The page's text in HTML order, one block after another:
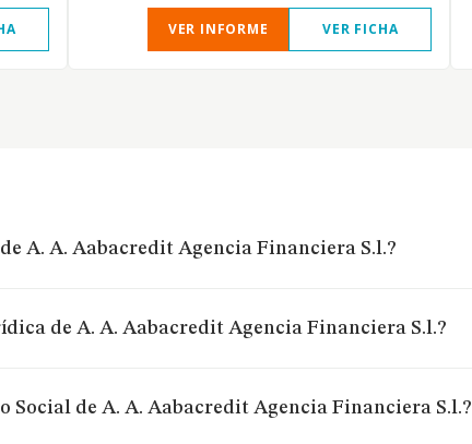
VER INFORME VER FICHA
A. A. Aabacredit Agencia Financiera S.l.?
de A. A. Aabacredit Agencia Financiera S.l.?
Social de A. A. Aabacredit Agencia Financiera S.l.?